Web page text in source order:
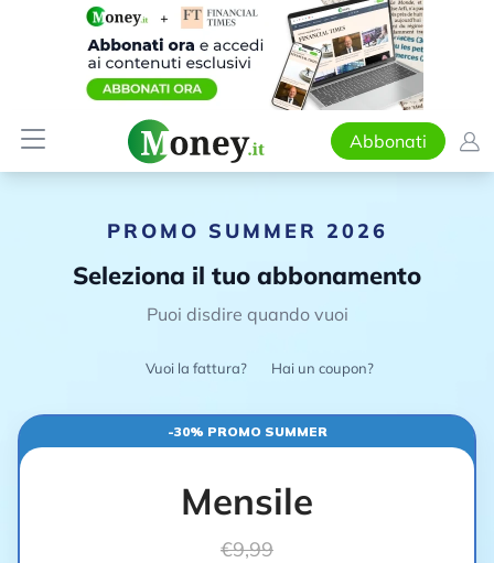
Abbonati
PROMO SUMMER 2026
Seleziona il tuo abbonamento
Puoi disdire quando vuoi
Vuoi la fattura? Hai un coupon?
-30% PROMO SUMMER
Mensile
€9,99